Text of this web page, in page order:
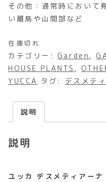
その他：通常時において
い離島や山間部など
在庫切れ
カテゴリー: Garden ,
HOUSE PLANTS ,
YUCCA タグ: デスメテ
説明
説明
ユッカ デスメティアーナ